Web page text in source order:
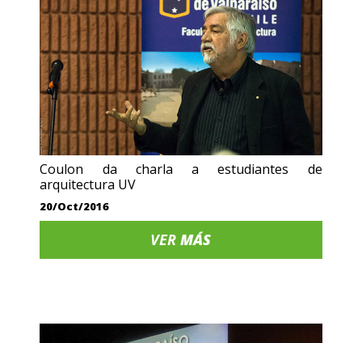
Coulon da charla a estudiantes de
arquitectura UV
20/Oct/2016
VERMÁS